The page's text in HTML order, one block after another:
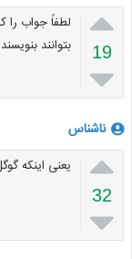

19

لطفاً جواب را
بتوانند
ناشناس

32

یعنی اینکه